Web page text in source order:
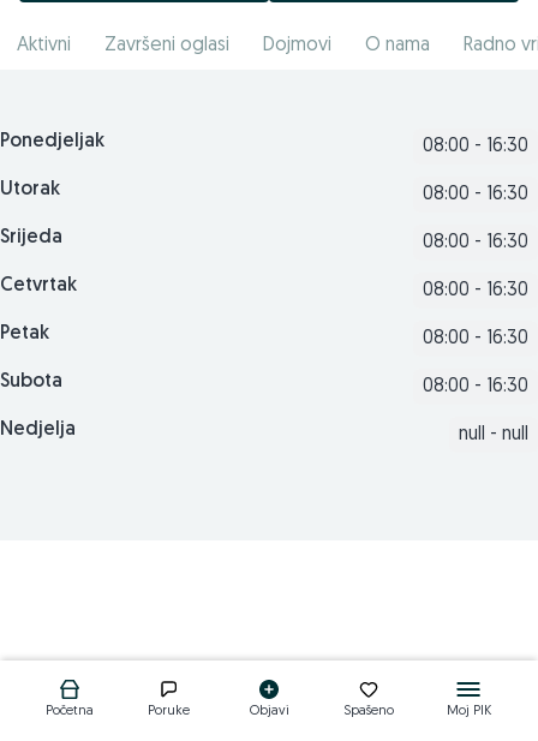
Aktivni Završeni oglasi Dojmovi O nama Radno
Ponedjeljak 08:00 - 16:30
Utorak 08:00 - 16:30
Srijeda 08:00 - 16:30
Cetvrtak 08:00 - 16:30
Petak 08:00 - 16:30
Subota 08:00 - 16:30
Nedjelja null - null
Početna Poruke Objavi Spašeno Moj PIK